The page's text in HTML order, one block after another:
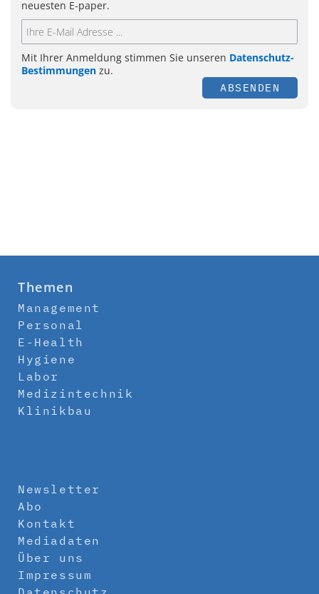
neuesten E-paper.
Mit Ihrer Anmeldung stimmen Sie unseren Datenschutz-
Bestimmungen zu.
ABSENDEN
Themen
Management
Personal
E-Health
Hygiene
Labor
Medizintechnik
Klinikbau
Newsletter
Abo
Kontakt
Mediadaten
Über uns
Impressum